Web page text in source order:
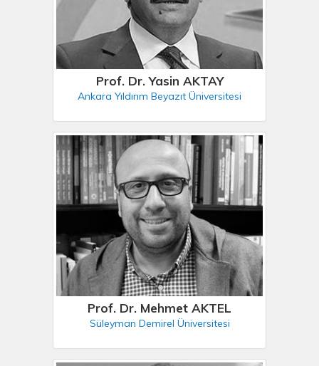
Prof. Dr. Yasin AKTAY
Ankara Yıldırım Beyazıt Üniversitesi
Prof. Dr. Mehmet AKTEL
Süleyman Demirel Üniversitesi